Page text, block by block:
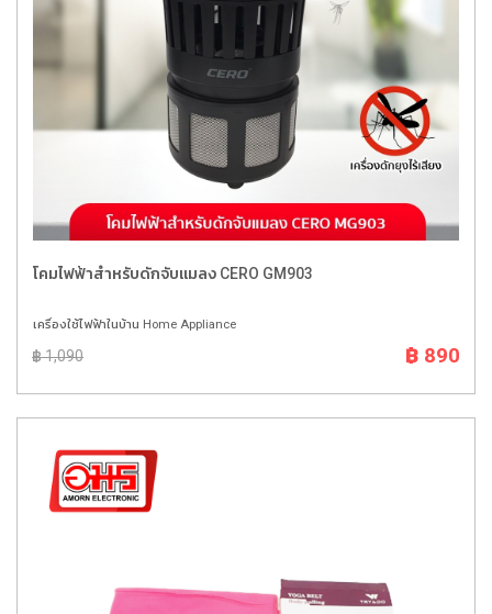
โคมไฟฟ้าสำหรับดักจับแมลง CERO GM903
เครื่องใช้ไฟฟ้าในบ้าน Home Appliance
฿ 1,090 ฿ 890